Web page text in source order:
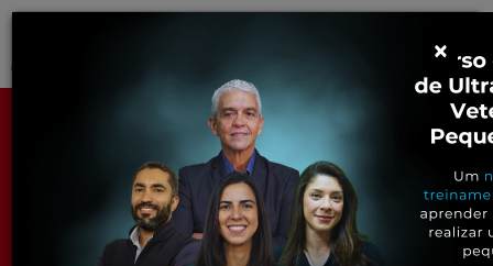
Portal para Profissionais Veterinários
Assine Gratuitamente
×